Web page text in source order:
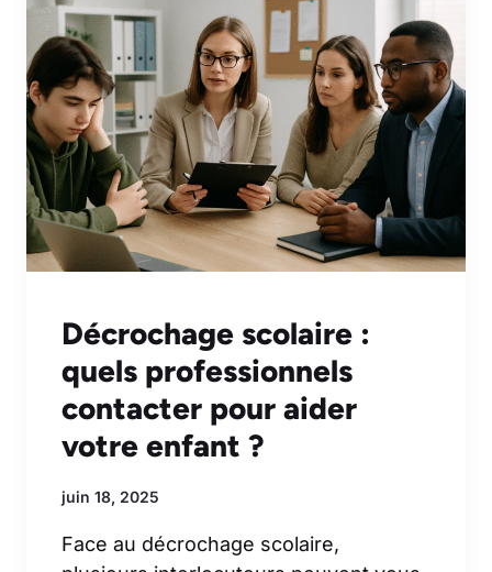
Décrochage scolaire :
quels professionnels
contacter pour aider
votre enfant ?
juin 18, 2025
Face au décrochage scolaire,